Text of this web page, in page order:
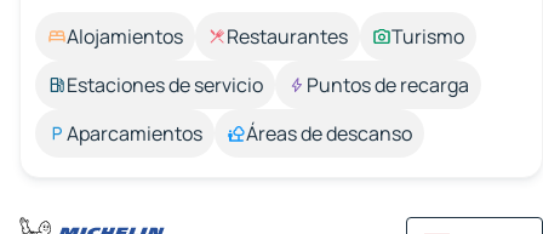
Alojamientos Restaurantes
Turismo
Estaciones de servicio
Puntos de recarga
Aparcamientos
Áreas de descanso